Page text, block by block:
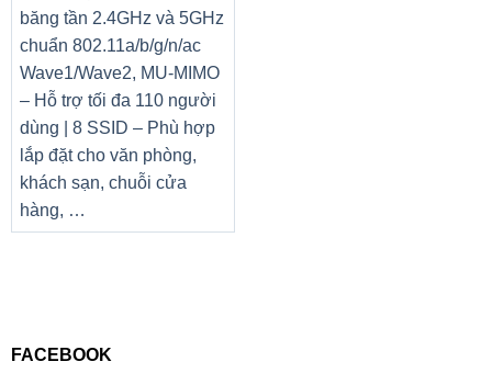
băng tần 2.4GHz và 5GHz
chuẩn 802.11a/b/g/n/ac
Wave1/Wave2, MU-MIMO
– Hỗ trợ tối đa 110 người
dùng | 8 SSID – Phù hợp
lắp đặt cho văn phòng,
khách sạn, chuỗi cửa
hàng, …
FACEBOOK